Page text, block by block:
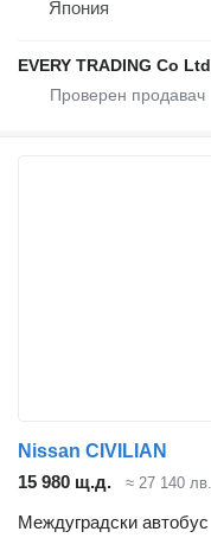
Япония
EVERY TRADING Co Ltd
Nissan CIVILIAN
15 980 щ.д.
≈ 27 140 лв.
Междуградски автобус